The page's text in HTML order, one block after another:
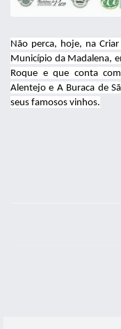
Não perca, hoje, na
Município da Madalena,
Roque e que conta
Alentejo e A Buraca de
seus famosos vinhos.